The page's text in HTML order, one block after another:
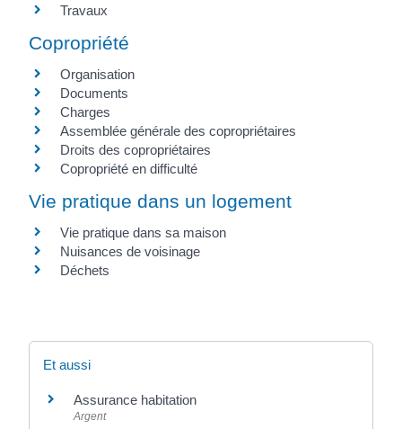
Travaux
Copropriété
Organisation
Documents
Charges
Assemblée générale des copropriétaires
Droits des copropriétaires
Copropriété en difficulté
Vie pratique dans un logement
Vie pratique dans sa maison
Nuisances de voisinage
Déchets
Et aussi
Assurance habitation
Argent